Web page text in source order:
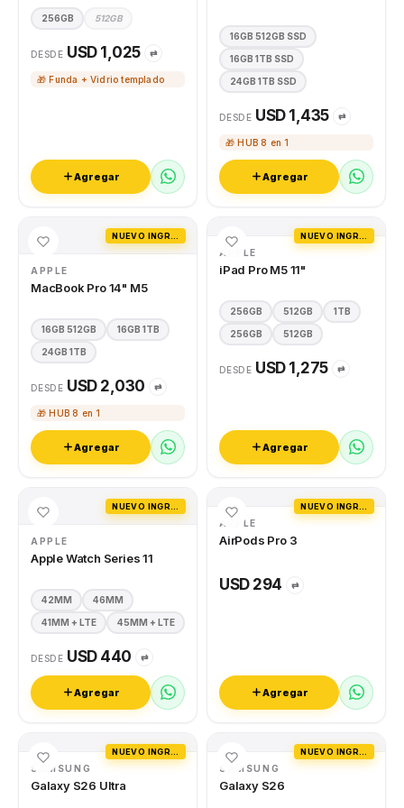
256GB 512GB
DESDE USD 1,025 ⇄
🎁 Funda + Vidrio templado
Agregar
16GB 512GB SSD
16GB 1TB SSD
24GB 1TB SSD
DESDE USD 1,435 ⇄
🎁 HUB 8 en 1
Agregar
APPLE
MacBook Pro 14" M5
16GB 512GB 16GB 1TB
24GB 1TB
DESDE USD 2,030 ⇄
🎁 HUB 8 en 1
Agregar
APPLE
iPad Pro M5 11"
256GB 512GB 1TB
256GB 512GB
DESDE USD 1,275 ⇄
Agregar
APPLE
Apple Watch Series 11
42MM 46MM
41MM + LTE 45MM + LTE
DESDE USD 440 ⇄
Agregar
APPLE
AirPods Pro 3
USD 294 ⇄
Agregar
SAMSUNG
Galaxy S26 Ultra
SAMSUNG
Galaxy S26